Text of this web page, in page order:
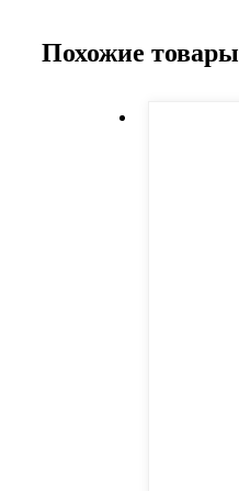
Похожие товары